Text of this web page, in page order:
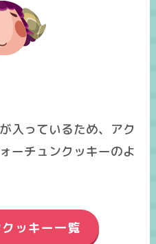
入っているため、アク
ーチュンクッキーのよ
ッキー一覧